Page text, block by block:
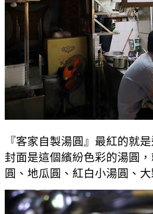
『客家自製湯圓』最紅的就
封面是這個繽紛色彩的湯圓
圓、地瓜圓、紅白小湯圓、